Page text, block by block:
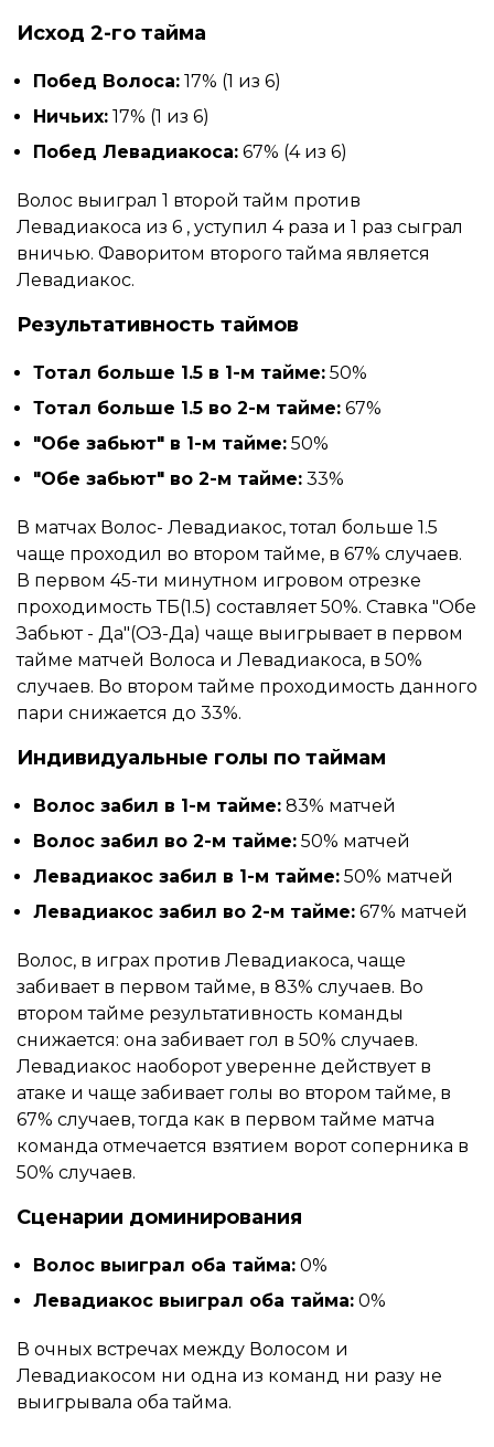
Исход 2-го тайма
Побед Волоса: 17% (1 из 6)
Ничьих: 17% (1 из 6)
Побед Левадиакоса: 67% (4 из 6)
Волос выиграл 1 второй тайм против
Левадиакоса из 6 , уступил 4 раза и 1 раз сыграл
вничью. Фаворитом второго тайма является
Левадиакос.
Результативность таймов
Тотал больше 1.5 в 1-м тайме: 50%
Тотал больше 1.5 во 2-м тайме: 67%
"Обе забьют" в 1-м тайме: 50%
"Обе забьют" во 2-м тайме: 33%
В матчах Волос- Левадиакос, тотал больше 1.5
чаще проходил во втором тайме, в 67% случаев.
В первом 45-ти минутном игровом отрезке
проходимость ТБ(1.5) составляет 50%. Ставка "Обе
Забьют - Да"(ОЗ-Да) чаще выигрывает в первом
тайме матчей Волоса и Левадиакоса, в 50%
случаев. Во втором тайме проходимость данного
пари снижается до 33%.
Индивидуальные голы по таймам
Волос забил в 1-м тайме: 83% матчей
Волос забил во 2-м тайме: 50% матчей
Левадиакос забил в 1-м тайме: 50% матчей
Левадиакос забил во 2-м тайме: 67% матчей
Волос, в играх против Левадиакоса, чаще
забивает в первом тайме, в 83% случаев. Во
втором тайме результативность команды
снижается: она забивает гол в 50% случаев.
Левадиакос наоборот уверенне действует в
атаке и чаще забивает голы во втором тайме, в
67% случаев, тогда как в первом тайме матча
команда отмечается взятием ворот соперника в
50% случаев.
Сценарии доминирования
Волос выиграл оба тайма: 0%
Левадиакос выиграл оба тайма: 0%
В очных встречах между Волосом и
Левадиакосом ни одна из команд ни разу не
выигрывала оба тайма.